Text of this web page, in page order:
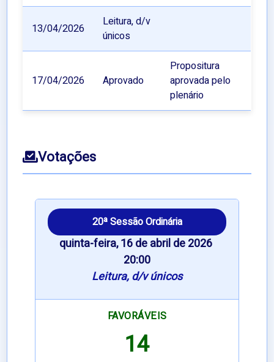
13/04/2026
Leitura, d/v
únicos
17/04/2026 Aprovado
Propositura
aprovada pelo
plenário
Votações
20ª Sessão Ordinária
quinta-feira, 16 de abril de 2026
20:00
Leitura, d/v únicos
FAVORÁVEIS
14